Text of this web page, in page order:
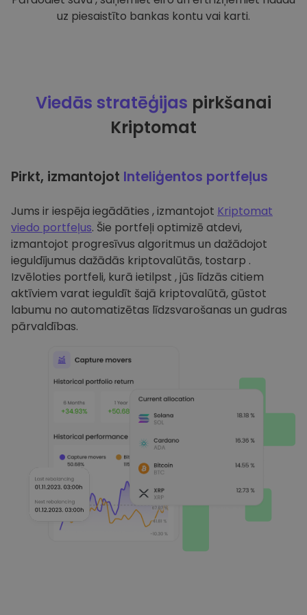
uz piesaistīto bankas kontu vai karti.
Viedās stratēģijas pirkšanai
Kriptomat
Pirkt, izmantojot Inteliģentos portfeļus
Jums ir iespēja iegādāties , izmantojot Kriptomat
viedo portfeļus. Šie portfeļi optimizē atdevi,
izmantojot progresīvus algoritmus un dažādojot
ieguldījumus dažādās kriptovalūtās, tostarp .
Izvēloties portfeli, kurā ietilpst , jūs līdzās citiem
aktīviem varat ieguldīt šajā kriptovalūtā, gūstot
labumu no automatizētas līdzsvarošanas un gudras
pārvaldības.